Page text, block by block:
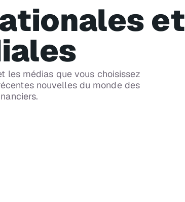
et
les médias que vous choisissez
nouvelles du monde des
CH 118
MS Now